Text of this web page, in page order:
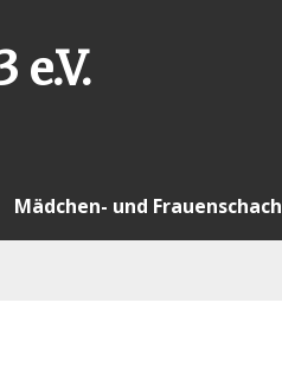
Mädchen- und Frauenschach